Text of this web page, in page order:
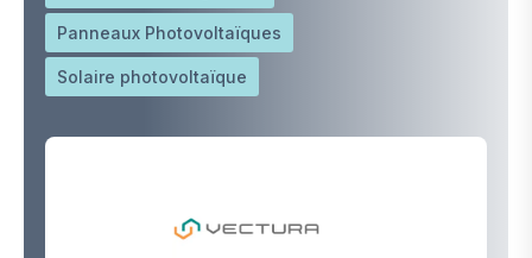
Panneaux Photovoltaïques
Solaire photovoltaïque